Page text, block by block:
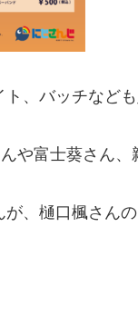
、バッチなども
や富士葵さん
、樋口楓さん